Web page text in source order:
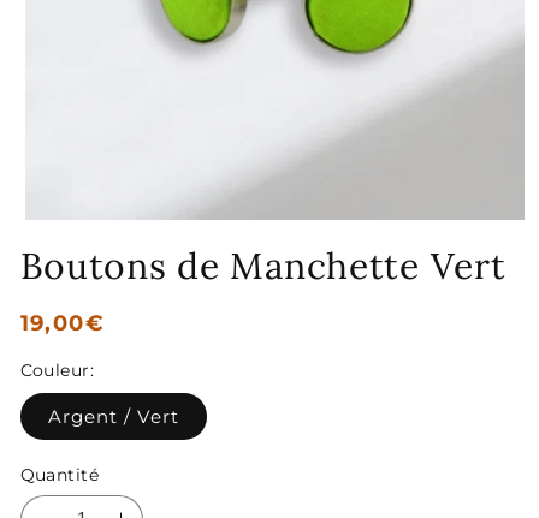
média
1
une
fenêtre
Boutons de Manchette Vert
Prix
19,00€
Couleur:
Argent / Vert
Quantité